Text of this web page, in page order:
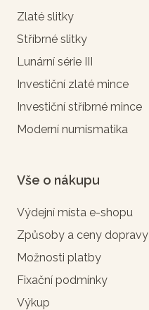
Zlaté slitky
Stříbrné slitky
Lunární série III
Investiční zlaté mince
Investiční stříbrné mince
Moderní numismatika
Vše o nákupu
Výdejní místa e-shopu
Způsoby a ceny dopravy
Možnosti platby
Fixační podmínky
Výkup